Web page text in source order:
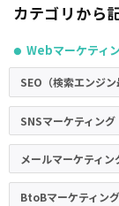
カテゴリから
● Webマーケティ
SEO（検索エンジン
SNSマーケティング
メールマーケティン
BtoBマーケティング